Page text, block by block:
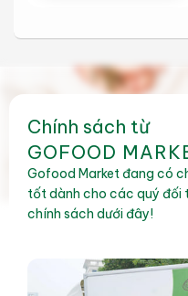
Chính sách từ
GOFOOD
Gofood Market đang có
tốt dành cho các quý đối
chính sách dưới đây!